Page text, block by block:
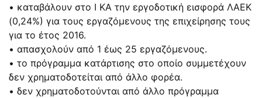
• καταβάλουν στο Ι ΚΑ την εργοδοτική εισφορά ΛΑΕΚ
(0,24%) για τους εργαζόμενους της επιχείρησης τους
για το έτος 2016.
• απασχολούν από 1 έως 25 εργαζόμενους.
• το πρόγραμμα κατάρτισης στο οποίο συμμετέχουν
δεν χρηματοδοτείται από άλλο φορέα.
• δεν χρηματοδοτούνται από άλλο πρόγραμμα